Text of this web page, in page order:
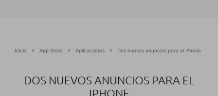
Inicio App Store Aplicaciones Dos nuevos anuncios para el iPhone
DOS NUEVOS ANUNCIOS PARA EL
IPHONE